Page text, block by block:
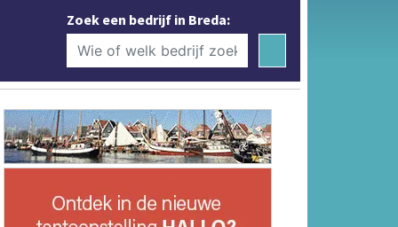
Zoek een bedrijf in Breda: